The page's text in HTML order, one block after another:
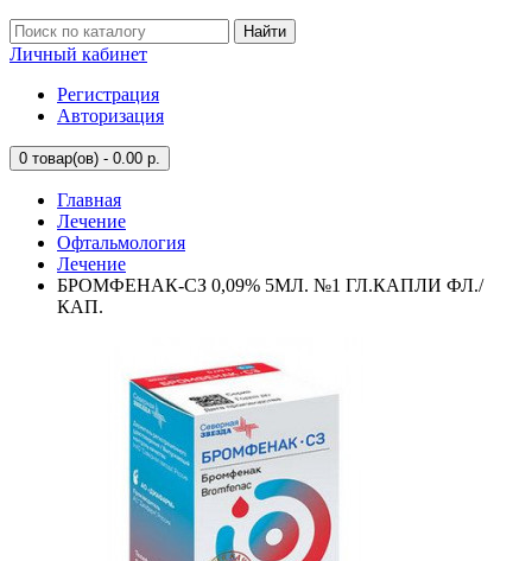
Найти
Личный кабинет
Регистрация
Авторизация
0 товар(ов) - 0.00 р.
Главная
Лечение
Офтальмология
Лечение
БРОМФЕНАК-СЗ 0,09% 5МЛ. №1 ГЛ.КАПЛИ ФЛ./
КАП.